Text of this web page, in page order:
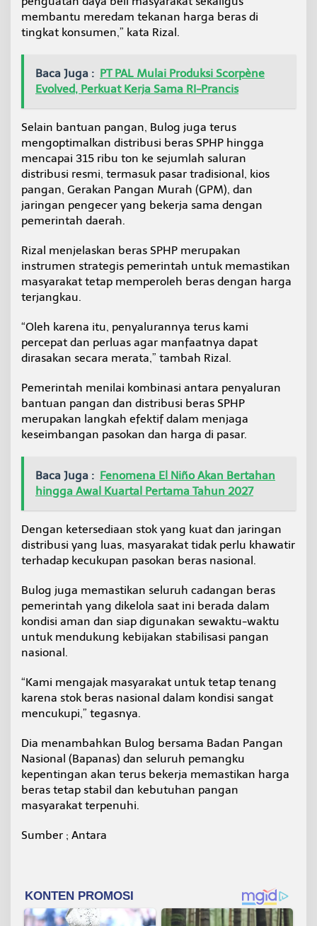
membantu meredam tekanan harga beras di
tingkat konsumen,” kata Rizal.
Baca Juga : PT PAL Mulai Produksi Scorpène
Evolved, Perkuat Kerja Sama RI-Prancis
Selain bantuan pangan, Bulog juga terus
mengoptimalkan distribusi beras SPHP hingga
mencapai 315 ribu ton ke sejumlah saluran
distribusi resmi, termasuk pasar tradisional, kios
pangan, Gerakan Pangan Murah (GPM), dan
jaringan pengecer yang bekerja sama dengan
pemerintah daerah.
Rizal menjelaskan beras SPHP merupakan
instrumen strategis pemerintah untuk memastikan
masyarakat tetap memperoleh beras dengan harga
terjangkau.
“Oleh karena itu, penyalurannya terus kami
percepat dan perluas agar manfaatnya dapat
dirasakan secara merata,” tambah Rizal.
Pemerintah menilai kombinasi antara penyaluran
bantuan pangan dan distribusi beras SPHP
merupakan langkah efektif dalam menjaga
keseimbangan pasokan dan harga di pasar.
Baca Juga : Fenomena El Niño Akan Bertahan
hingga Awal Kuartal Pertama Tahun 2027
Dengan ketersediaan stok yang kuat dan jaringan
distribusi yang luas, masyarakat tidak perlu khawatir
terhadap kecukupan pasokan beras nasional.
Bulog juga memastikan seluruh cadangan beras
pemerintah yang dikelola saat ini berada dalam
kondisi aman dan siap digunakan sewaktu-waktu
untuk mendukung kebijakan stabilisasi pangan
nasional.
“Kami mengajak masyarakat untuk tetap tenang
karena stok beras nasional dalam kondisi sangat
mencukupi,” tegasnya.
Dia menambahkan Bulog bersama Badan Pangan
Nasional (Bapanas) dan seluruh pemangku
kepentingan akan terus bekerja memastikan harga
beras tetap stabil dan kebutuhan pangan
masyarakat terpenuhi.
Sumber ; Antara